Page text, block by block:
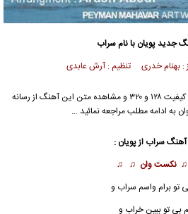
جدیدپویان با نام سراب
: بهنام خدری تنظیم : آرش عابدی
با کیفیت ۱۲۸ و ۳۲۰ و مشاهده متن این آهنگ از رسانه
به ادامه مطلب مراجعه نمائید …
سراب ازپویان :
نکست وان ♫ ♫
تو برام واسم سراب و
بی تو ببین خراب و